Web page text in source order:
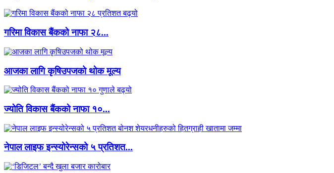
गरिमा विकास बैंकको नाफा २८...
आजका लागि कृषिउपजको थोक मूल्य
ज्योति विकास बैंकको नाफा १०...
नेपाल लाइफ इन्स्योरेन्सको ५ प्रतिशत...